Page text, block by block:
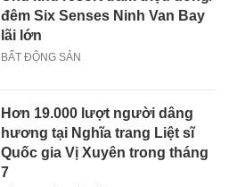
đêm Six Senses Ninh Van Bay
lãi lớn
BẤT ĐỘNG SẢN
Hơn 19.000 lượt người dâng
hương tại Nghĩa trang Liệt sĩ
Quốc gia Vị Xuyên trong tháng
7